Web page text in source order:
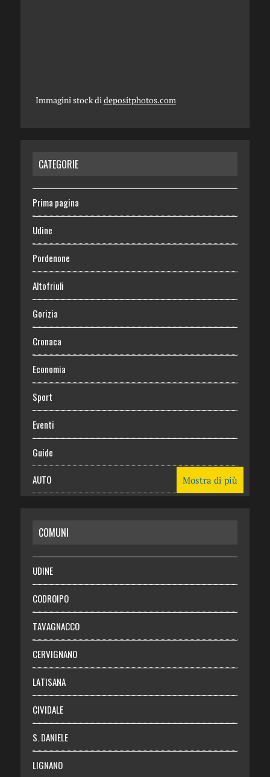
Immagini stock didepositphotos.com
CATEGORIE
Prima pagina
Udine
Pordenone
Altofriuli
Gorizia
Cronaca
Economia
Sport
Eventi
Guide
AUTO
RISPARMIO
SALUTE
Necrologie
Chi siamo
Abbonati
Login
Mostra di più
COMUNI
UDINE
CODROIPO
TAVAGNACCO
CERVIGNANO
LATISANA
CIVIDALE
S. DANIELE
LIGNANO